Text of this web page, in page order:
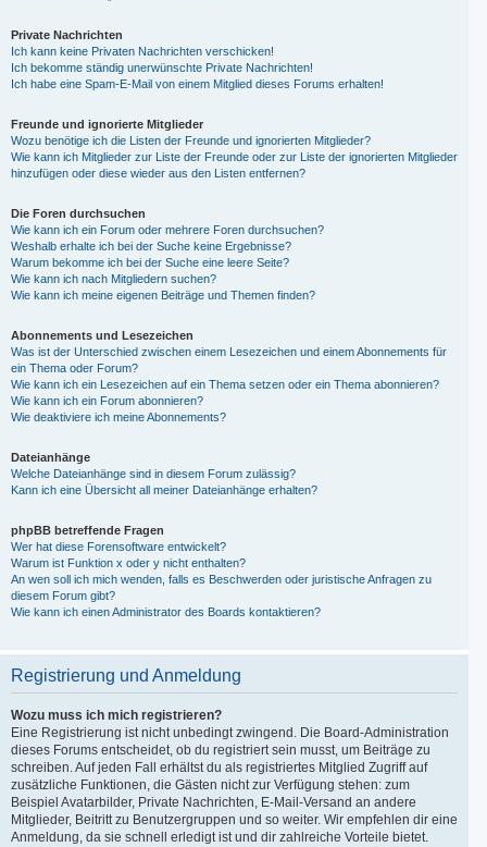
Private Nachrichten
Ich kann keine Privaten Nachrichten verschicken!
Ich bekomme ständig unerwünschte Private Nachrichten!
Ich habe eine Spam-E-Mail von einem Mitglied dieses Forums erhalten!
Freunde und ignorierte Mitglieder
Wozu benötige ich die Listen der Freunde und ignorierten Mitglieder?
Wie kann ich Mitglieder zur Liste der Freunde oder zur Liste der ignorierten Mitglieder
hinzufügen oder diese wieder aus den Listen entfernen?
Die Foren durchsuchen
Wie kann ich ein Forum oder mehrere Foren durchsuchen?
Weshalb erhalte ich bei der Suche keine Ergebnisse?
Warum bekomme ich bei der Suche eine leere Seite?
Wie kann ich nach Mitgliedern suchen?
Wie kann ich meine eigenen Beiträge und Themen finden?
Abonnements und Lesezeichen
Was ist der Unterschied zwischen einem Lesezeichen und einem Abonnements für
ein Thema oder Forum?
Wie kann ich ein Lesezeichen auf ein Thema setzen oder ein Thema abonnieren?
Wie kann ich ein Forum abonnieren?
Wie deaktiviere ich meine Abonnements?
Dateianhänge
Welche Dateianhänge sind in diesem Forum zulässig?
Kann ich eine Übersicht all meiner Dateianhänge erhalten?
phpBB betreffende Fragen
Wer hat diese Forensoftware entwickelt?
Warum ist Funktion x oder y nicht enthalten?
An wen soll ich mich wenden, falls es Beschwerden oder juristische Anfragen zu
diesem Forum gibt?
Wie kann ich einen Administrator des Boards kontaktieren?
Registrierung und Anmeldung
Wozu muss ich mich registrieren?
Eine Registrierung ist nicht unbedingt zwingend. Die Board-Administration
dieses Forums entscheidet, ob du registriert sein musst, um Beiträge zu
schreiben. Auf jeden Fall erhältst du als registriertes Mitglied Zugriff auf
zusätzliche Funktionen, die Gästen nicht zur Verfügung stehen: zum
Beispiel Avatarbilder, Private Nachrichten, E-Mail-Versand an andere
Mitglieder, Beitritt zu Benutzergruppen und so weiter. Wir empfehlen dir eine
Anmeldung, da sie schnell erledigt ist und dir zahlreiche Vorteile bietet.